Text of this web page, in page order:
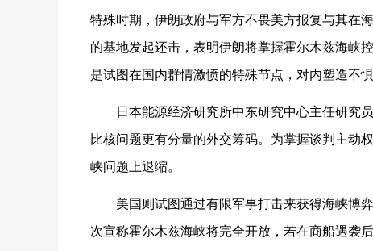
特殊时期，伊朗政府与军方不畏美方报复与其在
的基地发起还击，表明伊朗将掌握霍尔木兹海峡
是试图在国内群情激愤的特殊节点，对内塑造不
日本能源经济研究所中东研究中心主任研究
比核问题更有分量的外交筹码。为掌握谈判主动
峡问题上退缩。
美国则试图通过有限军事打击来获得海峡博
次宣称霍尔木兹海峡将完全开放，若在商船遇袭